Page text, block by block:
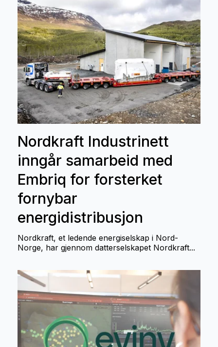
Nordkraft Industrinett
inngår samarbeid med
Embriq for forsterket
fornybar
energidistribusjon
Nordkraft, et ledende energiselskap i Nord-
Norge, har gjennom datterselskapet Nordkraft...